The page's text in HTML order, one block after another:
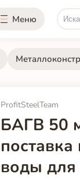
Меню
ProfitSteelTeam
БАГВ 50
воды для